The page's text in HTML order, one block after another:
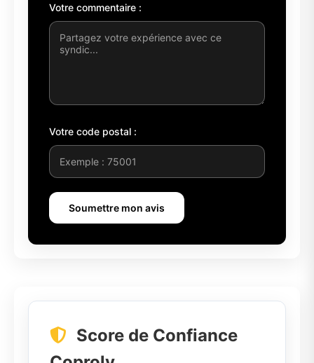
Votre commentaire :
Votre code postal :
Soumettre mon avis
Score de Confiance